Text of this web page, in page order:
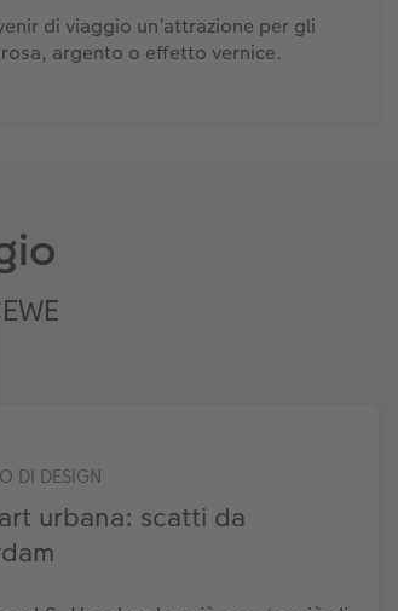
di viaggio un’attrazione per gli
argento o effetto vernice.
DI DESIGN
art urbana: scatti da